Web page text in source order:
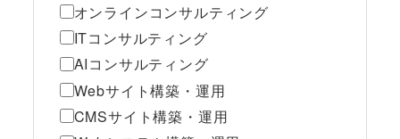
オンラインコンサルティング
ITコンサルティング
AIコンサルティング
Webサイト構築・運用
CMSサイト構築・運用